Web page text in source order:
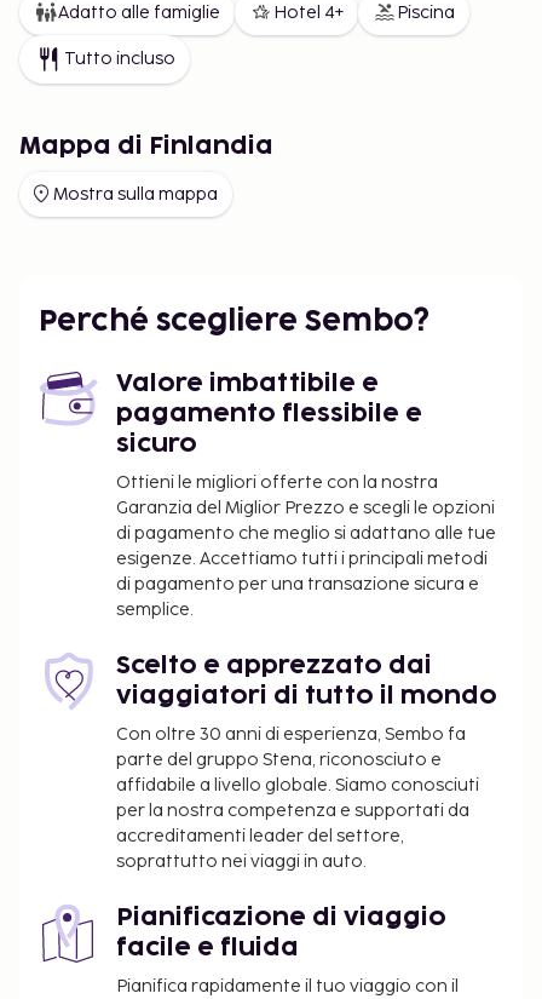
Adatto alle famiglie Hotel 4+ Piscina
Tutto incluso
Mappa di Finlandia
Mostra sulla mappa
Perché scegliere Sembo?
Valore imbattibile e
pagamento flessibile e
sicuro
Ottieni le migliori offerte con la nostra
Garanzia del Miglior Prezzo e scegli le opzioni
di pagamento che meglio si adattano alle tue
esigenze. Accettiamo tutti i principali metodi
di pagamento per una transazione sicura e
semplice.
Scelto e apprezzato dai
viaggiatori di tutto il mondo
Con oltre 30 anni di esperienza, Sembo fa
parte del gruppo Stena, riconosciuto e
affidabile a livello globale. Siamo conosciuti
per la nostra competenza e supportati da
accreditamenti leader del settore,
soprattutto nei viaggi in auto.
Pianificazione di viaggio
facile e fluida
Pianifica rapidamente il tuo viaggio con il